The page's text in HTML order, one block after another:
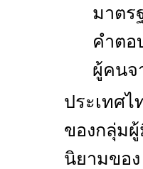
มาตร
คำตอ
ผู้คนจ
ประเทศ
ของกลุ่ม
นิยามขอ